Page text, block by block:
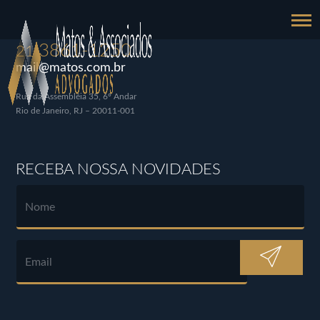
213861-1250
mail@matos.com.br
Rua da Assembléia 35, 6º Andar
Rio de Janeiro, RJ – 20011-001
RECEBA NOSSA NOVIDADES